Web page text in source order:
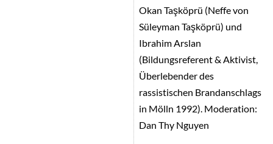
Okan Taşköprü (Neffe von
Süleyman Taşköprü) und
Ibrahim Arslan
(Bildungsreferent & Aktivist,
Überlebender des
rassistischen Brandanschlags
in Mölln 1992). Moderation:
Dan Thy Nguyen